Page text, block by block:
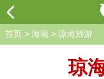
首页 > 海南 > 琼海旅游
琼